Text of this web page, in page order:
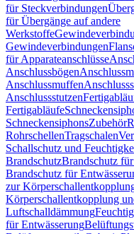
für Steckverbindungen
für Übergänge auf andere
Werkstoffe
Gewindeverbindungen
für Apparateanschlüsse
Anschlussbögen
Anschlussmuffen
Anschlussstutzen
Fertigabläufe
SchneckensiphonsZubehör
RohrschellenTragschalen
Schallschutz und
BrandschutzBrandschutz
Brandschutz für
zur
Körperschallentkopplung
Luftschalldämmung
für Entwässerung